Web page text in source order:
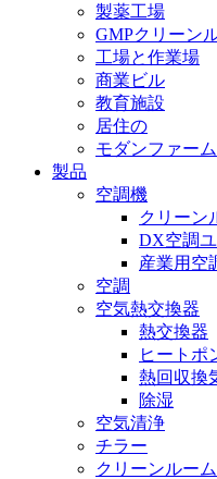
製薬工場
GMPクリーン
工場と作業場
商業ビル
教育施設
居住の
モダンファーム
製品
空調機
クリーン
DX空調
産業用空
空調
空気熱交換器
熱交換器
ヒートポ
熱回収換
除湿
空気清浄
チラー
クリーンルー